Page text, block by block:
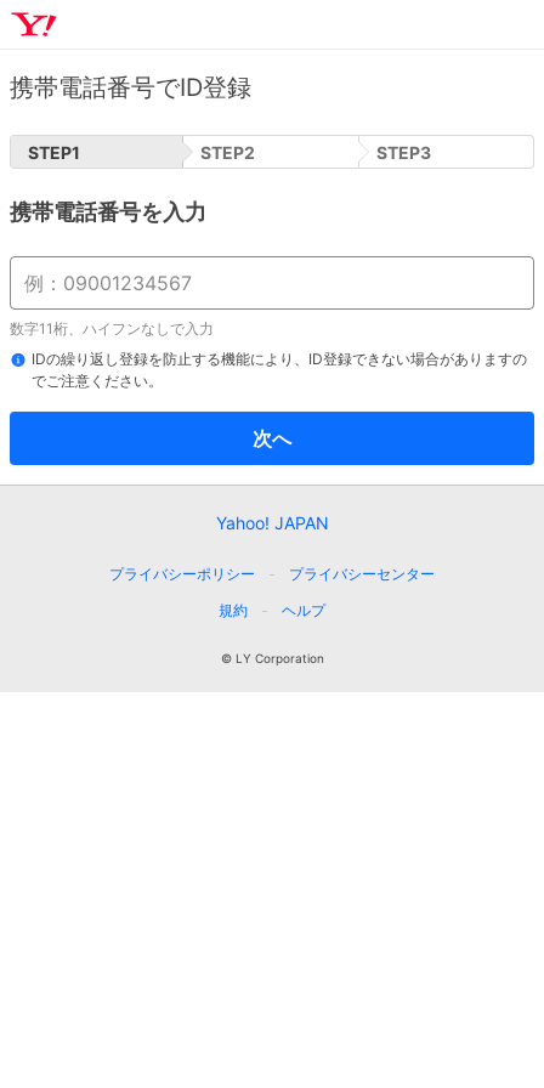
携帯電話番号でID登録
STEP1 STEP2 STEP3
携帯電話番号を入力
数字11桁、ハイフンなしで入力
IDの繰り返し登録を防止する機能により、ID登録できない場合がありますの
でご注意ください。
次へ
Yahoo! JAPAN
プライバシーポリシー
プライバシーセンター
規約
ヘルプ
© LY Corporation